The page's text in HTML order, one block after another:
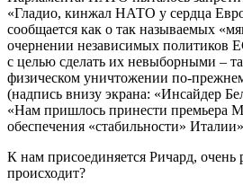
«Гладио, кинжал НАТО у сердца
сообщается как о так называемых
очернении независимых
с целью сделать их невыборными –
физическом уничтожении по-
(надпись внизу экрана: «Инсайдер
«Нам пришлось принести премьера
обеспечения «стабильности»
К нам присоединяется Ричард, очень
происходит?